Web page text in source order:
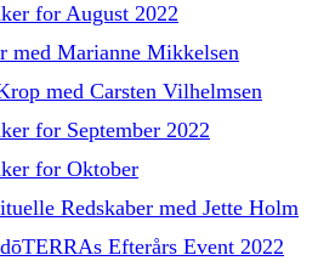
for August 2022
med Marianne Mikkelsen
med Carsten Vilhelmsen
for September 2022
for Oktober
Redskaber med Jette Holm
Efterårs Event 2022